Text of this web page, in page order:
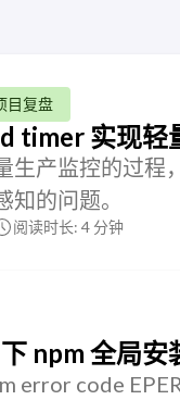
目复盘
timer 实现轻
生产监控的过程
知的问题。
阅读时长: 4 分钟
npm 全局安
error code